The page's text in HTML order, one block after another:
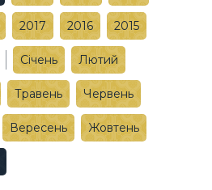
2017 2016 2015
Січень Лютий
Травень Червень
Вересень Жовтень